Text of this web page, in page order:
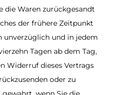
die Waren zurückgesandt
der frühere Zeitpunkt
unverzüglich und in jedem
Tagen ab dem Tag,
Widerruf dieses Vertrags
oder zu